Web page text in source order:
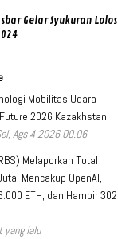
Gelar Syukuran Lolos
Mobilitas Udara
2026 Kazakhstan
Ags 4 2026 00.06
Melaporkan Total
Mencakup OpenAI,
ETH, dan Hampir 302
yang lalu